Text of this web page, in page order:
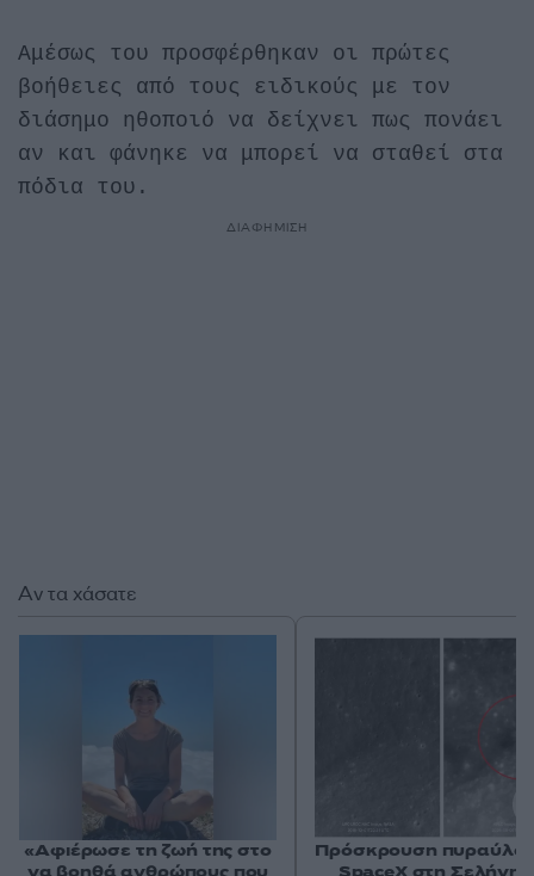
Αμέσως του προσφέρθηκαν οι πρώτες
βοήθειες από τους ειδικούς με τον
διάσημο ηθοποιό να δείχνει πως πονάει
αν και φάνηκε να μπορεί να σταθεί στα
πόδια του.
ΔΙΑΦΗΜΙΣΗ
Αν τα χάσατε
«Αφιέρωσε τη ζωή της στο
Πρόσκρουση